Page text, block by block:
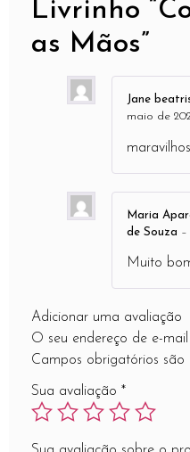
Livrinho
as Mãos”
Jane
maio de
Maria
de Souza –
Muito
Adicionar uma avaliação
O seu endereço de e-
Campos obrigatórios são
Sua avaliação *